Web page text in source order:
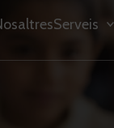
Serveis